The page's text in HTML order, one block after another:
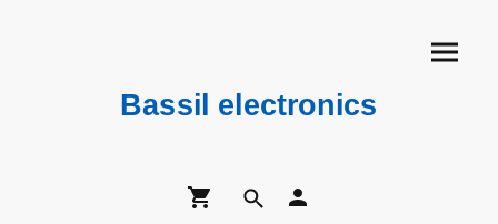
Bassil electronics